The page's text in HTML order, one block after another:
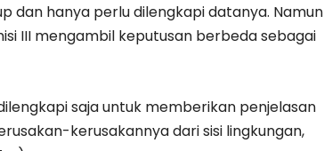
dan hanya perlu dilengkapi datanya. Namun
III mengambil keputusan berbeda sebagai
saja untuk memberikan penjelasan
kerusakannya dari sisi lingkungan,